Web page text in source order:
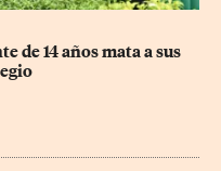
de 14 años mata a sus